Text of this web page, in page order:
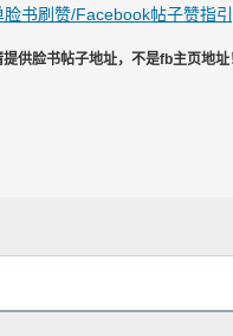
脸书刷赞/Facebook帖子赞指
供脸书帖子地址，不是fb主页地址